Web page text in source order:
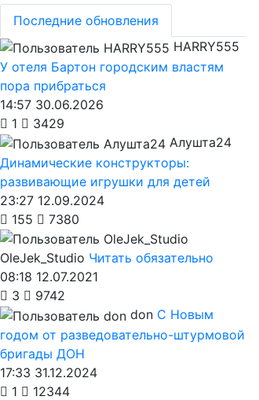
Последние обновления
HARRY555
У отеля Бартон городским властям
пора прибраться
14:57 30.06.2026
1
3429
Алушта24
Динамические конструкторы:
развивающие игрушки для детей
23:27 12.09.2024
155
7380
OleJek_Studio Читать обязательно
08:18 12.07.2021
3
9742
don С Новым
годом от разведовательно-штурмовой
бригады ДОН
17:33 31.12.2024
1
12344